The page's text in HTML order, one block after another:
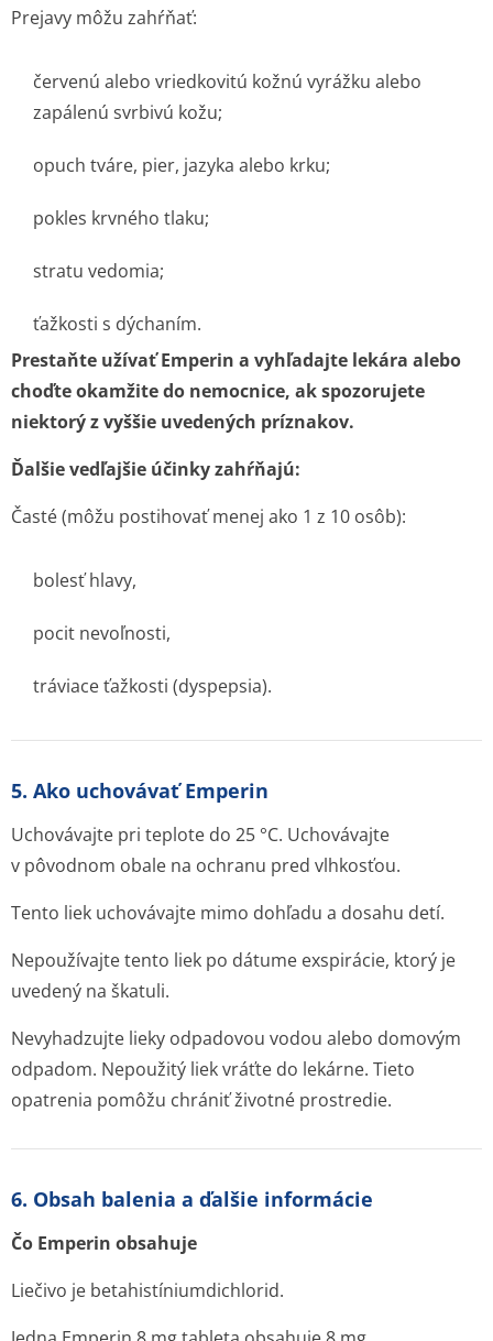
Prejavy môžu zahŕňať:
červenú alebo vriedkovitú kožnú vyrážku alebo
zapálenú svrbivú kožu;
opuch tváre, pier, jazyka alebo krku;
pokles krvného tlaku;
stratu vedomia;
ťažkosti s dýchaním.
Prestaňte užívať Emperin a vyhľadajte lekára alebo
choďte okamžite do nemocnice, ak spozorujete
niektorý z vyššie uvedených príznakov.
Ďalšie vedľajšie účinky zahŕňajú:
Časté(môžu postihovať menej ako 1 z 10 osôb):
bolesť hlavy,
pocit nevoľnosti,
tráviace ťažkosti (dyspepsia).
5. Ako uchovávať Emperin
Uchovávajte pri teplote do 25 °C. Uchovávajte
v pôvodnom obale na ochranu pred vlhkosťou.
Tento liek uchovávajte mimo dohľadu a dosahu detí.
Nepoužívajte tento liek po dátume exspirácie, ktorý je
uvedený na škatuli.
Nevyhadzujte lieky odpadovou vodou alebo domovým
odpadom. Nepoužitý liek vráťte do lekárne. Tieto
opatrenia pomôžu chrániť životné prostredie.
6. Obsah balenia a ďalšie informácie
Čo Emperin obsahuje
Liečivo je betahistínium­dichlorid.